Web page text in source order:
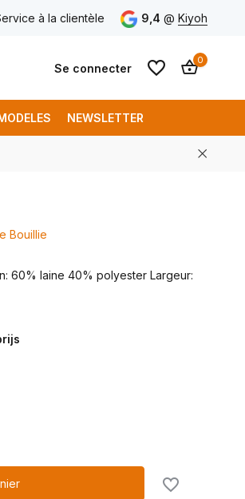
€ 250 (FR)
à la clientèle 9,4 @ Kiyoh
Se connecter
0
NEWSLETTER
Bouillie
60% laine 40% polyester Largeur: